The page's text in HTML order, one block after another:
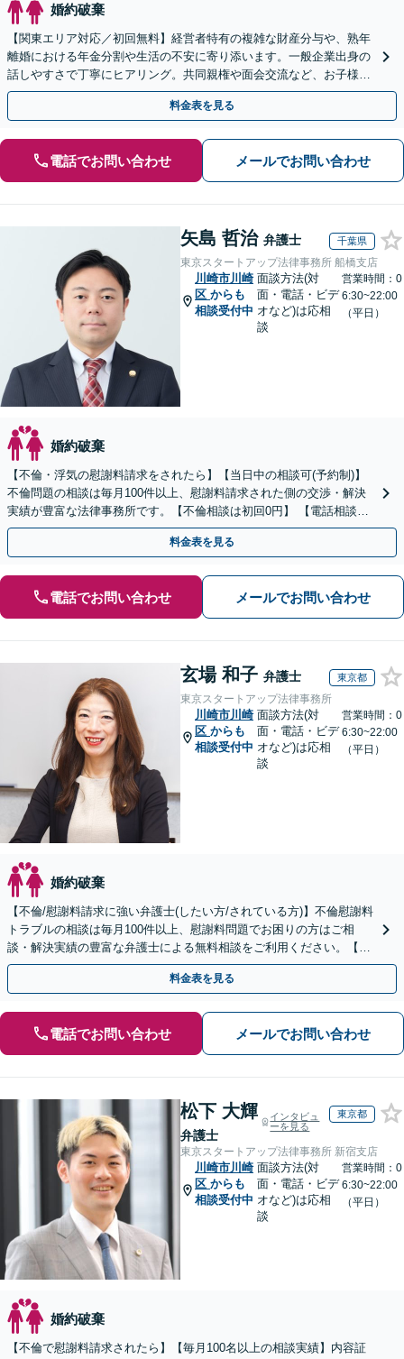
婚約破棄
【関東エリア対応／初回無料】経営者特有の複雑な財産分与や、熟年
離婚における年金分割や生活の不安に寄り添います。一般企業出身の
話しやすさで丁寧にヒアリング。共同親権や面会交流など、お子様の
将来を見据えた最適な解決策をご提案いたします。
料金表を見る
電話でお問い合わせ メールでお問い合わせ
矢島 哲治 弁護士 千葉県
東京スタートアップ法律事務所 船橋支店
川崎市川崎
区 からも
相談受付中
面談方法(対
面・電話・ビデ
オなど)は応相
談
営業時間：0
6:30~22:00
（平日）
婚約破棄
【不倫・浮気の慰謝料請求をされたら】【当日中の相談可(予約制)】
不倫問題の相談は毎月100件以上、慰謝料請求された側の交渉・解決
実績が豊富な法律事務所です。【不倫相談は初回0円】 【電話相談で
ご契約まで対応可/来所不要】
料金表を見る
電話でお問い合わせ メールでお問い合わせ
玄場 和子 弁護士 東京都
東京スタートアップ法律事務所
川崎市川崎
区 からも
相談受付中
面談方法(対
面・電話・ビデ
オなど)は応相
談
営業時間：0
6:30~22:00
（平日）
婚約破棄
【不倫/慰謝料請求に強い弁護士(したい方/されている方)】不倫慰謝料
トラブルの相談は毎月100件以上、慰謝料問題でお困りの方はご相
談・解決実績の豊富な弁護士による無料相談をご利用ください。【初
回相談０円(電話)】【全国対応】
料金表を見る
電話でお問い合わせ メールでお問い合わせ
松下 大輝
弁護士
インタビュ
ーを見る
東京都
東京スタートアップ法律事務所 新宿支店
川崎市川崎
区 からも
相談受付中
面談方法(対
面・電話・ビデ
オなど)は応相
談
営業時間：0
6:30~22:00
（平日）
婚約破棄
【不倫で慰謝料請求されたら】【毎月100名以上の相談実績】内容証